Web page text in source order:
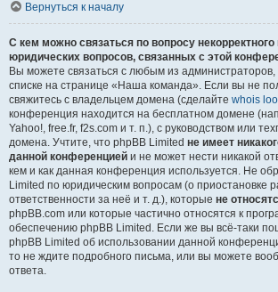
Вернуться к началу
С кем можно связаться по вопросу
юридических вопросов, связанных с этой
Вы можете связаться с любым из
списке на странице «Наша команда». Если вы не
свяжитесь с владельцем домена (сделайте whois
конференция находится на бесплатном домене
Yahoo!, free.fr, f2s.com и т. п.), с руководством или
домена. Учтите, что phpBB Limited не имеет
данной конференцией и не может нести никакой
кем и как данная конференция используется. Не
Limited по юридическим вопросам (о приостановке
ответственности за неё и т. д.), которые не
phpBB.com или которые частично относятся к
обеспечению phpBB Limited. Если же вы всё-таки
phpBB Limited об использовании данной
то не ждите подробного письма, или вы можете
ответа.